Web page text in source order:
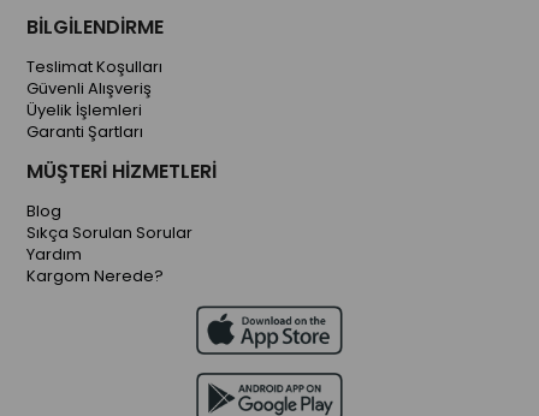
BİLGİLENDİRME
Teslimat Koşulları
Güvenli Alışveriş
Üyelik İşlemleri
Garanti Şartları
MÜŞTERİ HİZMETLERİ
Blog
Sıkça Sorulan Sorular
Yardım
Kargom Nerede?